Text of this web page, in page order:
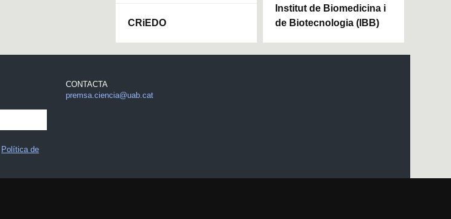
CRiEDO
Institut de Biomedicina i
de Biotecnologia (IBB)
Política de
CONTACTA
premsa.ciencia@uab.cat